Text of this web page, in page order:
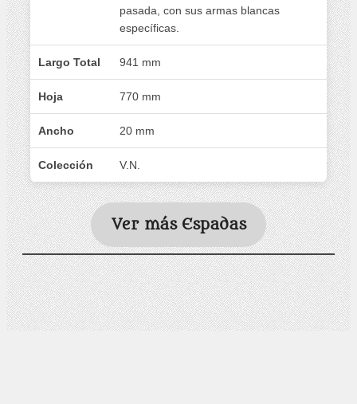
pasada, con sus armas blancas
específicas.
Largo Total 941 mm
Hoja 770 mm
Ancho 20 mm
Colección V.N.
Ver más Espadas